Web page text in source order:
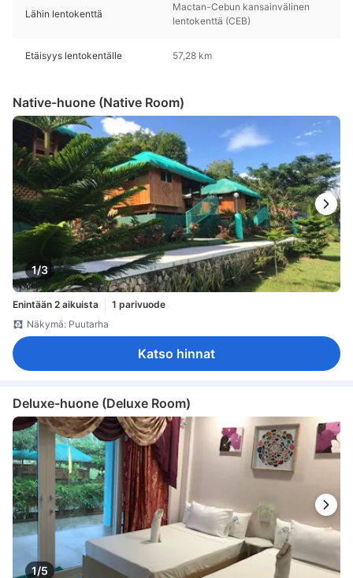
Lähin lentokenttä
Mactan-Cebun kansainvälinen
lentokenttä (CEB)
Etäisyys lentokentälle 57,28 km
Native-huone (Native Room)
1/3
Enintään 2 aikuista
1 parivuode
Näkymä: Puutarha
Katso hinnat
Deluxe-huone (Deluxe Room)
1/5